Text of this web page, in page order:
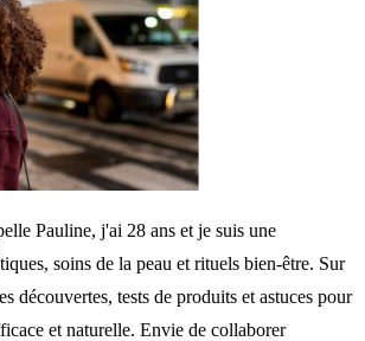
Pauline, j'ai 28 ans et je suis une
soins de la peau et rituels bien-être. Sur
découvertes, tests de produits et astuces pour
et naturelle. Envie de collaborer